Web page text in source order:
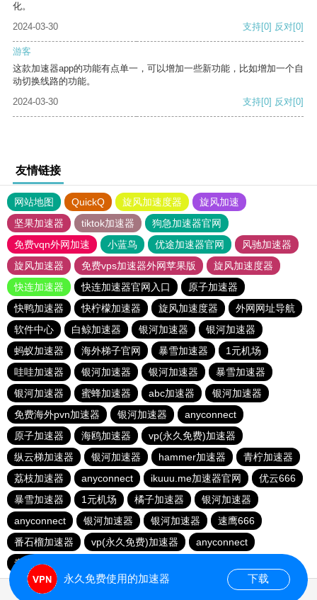
化。
2024-03-30
支持[0] 反对[0]
游客
这款加速器app的功能有点单一，可以增加一些新功能，比如增加一个自
动切换线路的功能。
2024-03-30
支持[0] 反对[0]
友情链接
网站地图 QuickQ 旋风加速度器
旋风加速
坚果加速器
tiktok加速器
狗急加速器官网
免费vqn外网加速
小蓝鸟 优途加速器官网
风驰加速器
旋风加速器
免费vps加速器外网苹果版
旋风加速度器
快连加速器
快连加速器官网入口
原子加速器
快鸭加速器
快柠檬加速器 旋风加速度器
外网网址导航
软件中心
白鲸加速器 银河加速器
银河加速器
蚂蚁加速器
海外梯子官网 暴雪加速器
1元机场
哇哇加速器
银河加速器 银河加速器
暴雪加速器
银河加速器
蜜蜂加速器 abc加速器
银河加速器
免费海外pvn加速器
银河加速器
anyconnect
原子加速器
海鸥加速器
vp(永久免费)加速器
纵云梯加速器
银河加速器 hammer加速器
青柠加速器
荔枝加速器
anyconnect ikuuu.me加速器官网
优云666
暴雪加速器
1元机场 橘子加速器
银河加速器
anyconnect
银河加速器 银河加速器
速鹰666
番石榴加速器
vp(永久免费)加速器
anyconnect
青柠加速器
永久免费使用的加速器 下载